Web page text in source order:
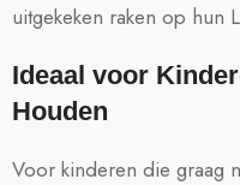
uitgekeken raken op hun
Ideaal voor
Houden
Voor kinderen die graag